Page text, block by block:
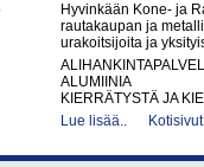
Hyvinkään Kone- ja
rautakaupan ja
urakoitsijoita ja
ALUMIINIA
KIERRÄTYSTÄ JA
Lue lisää..
Kotisivut